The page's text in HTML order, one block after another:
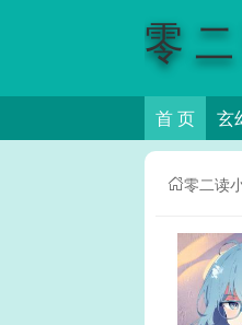
零
首 页 玄
零二读